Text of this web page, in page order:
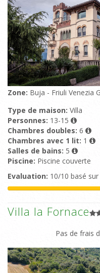
Zone: Buja - Friuli Venezia
Type de maison: Villa
Personnes: 13-15
Chambres doubles: 6
Chambres avec 1 lit: 1
Salles de bains: 5
Piscine: Piscine couverte
Evaluation: 10/10 basé
Villa la Fornace
Pas de frais